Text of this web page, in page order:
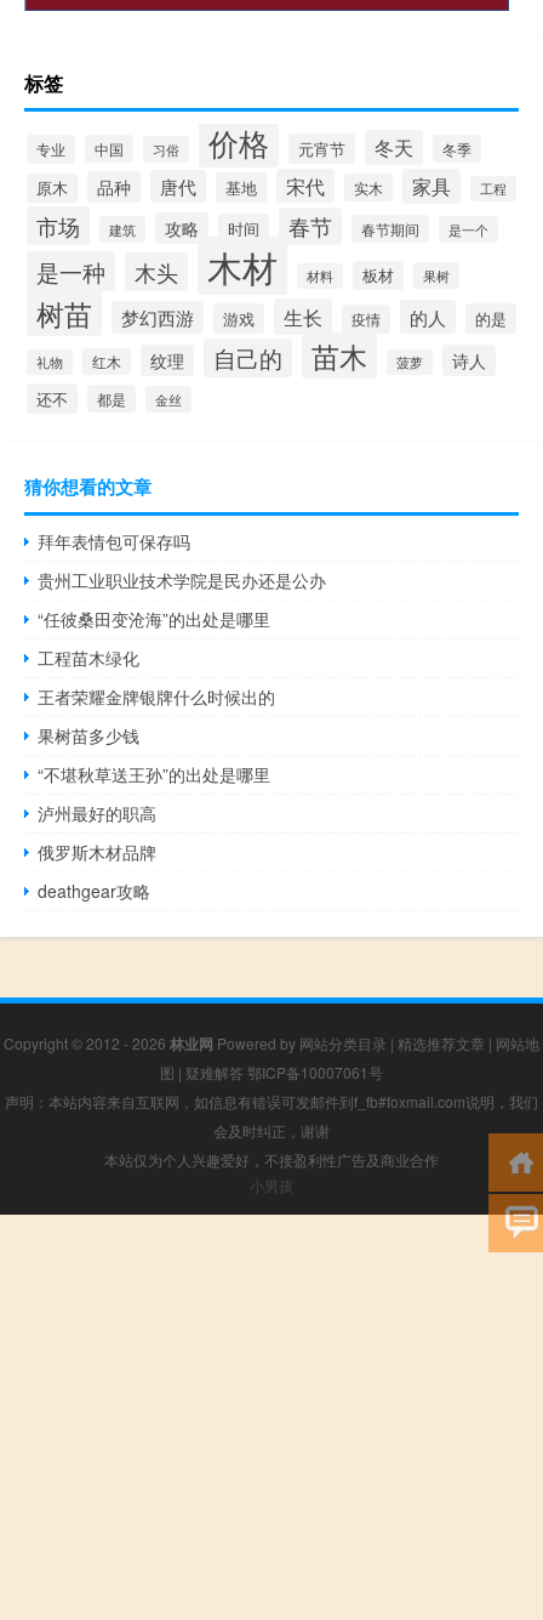
标签
专业 中国 习俗 价格 元宵节 冬天 冬季
原木 品种 唐代 基地 宋代 实木 家具 工程
市场 建筑 攻略 时间 春节 春节期间 是一个
是一种 木头 木材 材料 板材 果树
树苗 梦幻西游 游戏 生长 疫情 的人 的是
礼物 红木 纹理 自己的 苗木 菠萝 诗人
还不 都是 金丝
猜你想看的文章
拜年表情包可保存吗
贵州工业职业技术学院是民办还是公办
“任彼桑田变沧海”的出处是哪里
工程苗木绿化
王者荣耀金牌银牌什么时候出的
果树苗多少钱
“不堪秋草送王孙”的出处是哪里
泸州最好的职高
俄罗斯木材品牌
deathgear攻略
Copyright © 2012 - 2026 林业网 Powered by 网站分类目录 | 精选推荐文章 | 网站地
图 | 疑难解答 鄂ICP备10007061号
声明：本站内容来自互联网，如信息有错误可发邮件到f_fb#foxmail.com说明，我们
会及时纠正，谢谢
本站仅为个人兴趣爱好，不接盈利性广告及商业合作
小男孩